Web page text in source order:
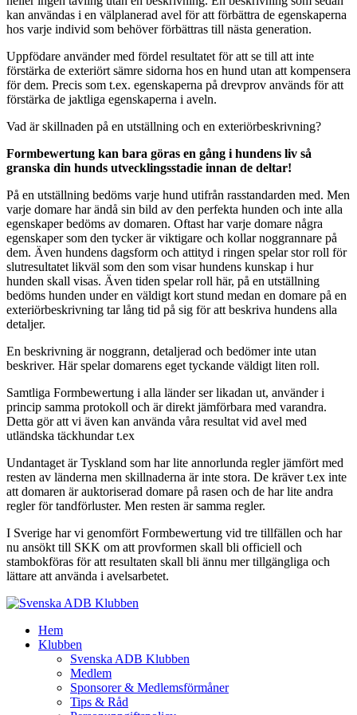
kan användas i en välplanerad avel för att förbättra de egenskaperna
hos varje individ som behöver förbättras till nästa generation.
Uppfödare använder med fördel resultatet för att se till att inte
förstärka de exteriört sämre sidorna hos en hund utan att kompensera
för dem. Precis som t.ex. egenskaperna på drevprov används för att
förstärka de jaktliga egenskaperna i aveln.
Vad är skillnaden på en utställning och en exteriörbeskrivning?
Formbewertung kan bara göras en gång i hundens liv så
granska din hunds utvecklingsstadie innan de deltar!
På en utställning bedöms varje hund utifrån rasstandarden med. Men
varje domare har ändå sin bild av den perfekta hunden och inte alla
egenskaper bedöms av domaren. Oftast har varje domare några
egenskaper som den tycker är viktigare och kollar noggrannare på
dem. Även hundens dagsform och attityd i ringen spelar stor roll för
slutresultatet likväl som den som visar hundens kunskap i hur
hunden skall visas. Även tiden spelar roll här, på en utställning
bedöms hunden under en väldigt kort stund medan en domare på en
exteriörbeskrivning tar lång tid på sig för att beskriva hundens alla
detaljer.
En beskrivning är noggrann, detaljerad och bedömer inte utan
beskriver. Här spelar domarens eget tyckande väldigt liten roll.
Samtliga Formbewertung i alla länder ser likadan ut, använder i
princip samma protokoll och är direkt jämförbara med varandra.
Detta gör att vi även kan använda våra resultat vid avel med
utländska täckhundar t.ex
Undantaget är Tyskland som har lite annorlunda regler jämfört med
resten av länderna men skillnaderna är inte stora. De kräver t.ex inte
att domaren är auktoriserad domare på rasen och de har lite andra
regler för tandförluster. Men resten är samma regler.
I Sverige har vi genomfört Formbewertung vid tre tillfällen och har
nu ansökt till SKK om att provformen skall bli officiell och
stambokföras för att resultaten skall bli ännu mer tillgängliga och
lättare att använda i avelsarbetet.
Hem
Klubben
Svenska ADB Klubben
Medlem
Sponsorer & Medlemsförmåner
Tips & Råd